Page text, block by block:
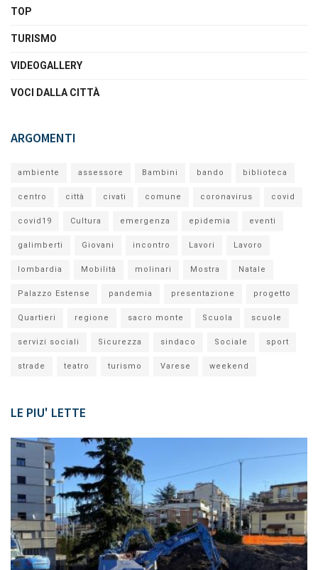
TOP
TURISMO
VIDEOGALLERY
VOCI DALLA CITTÀ
ARGOMENTI
ambiente assessore Bambini bando biblioteca
centro città civati comune coronavirus covid
covid19 Cultura emergenza epidemia eventi
galimberti Giovani incontro Lavori Lavoro
lombardia Mobilità molinari Mostra Natale
Palazzo Estense pandemia presentazione progetto
Quartieri regione sacro monte Scuola scuole
servizi sociali Sicurezza sindaco Sociale sport
strade teatro turismo Varese weekend
LE PIU' LETTE